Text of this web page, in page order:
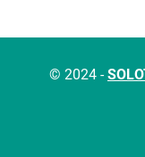
© 2024 -